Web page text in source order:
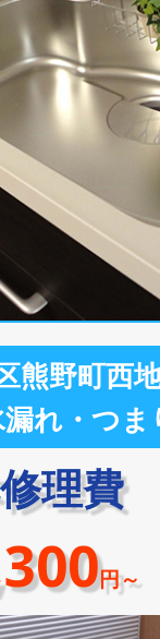
熊野町西
れ・つま
理費
円～